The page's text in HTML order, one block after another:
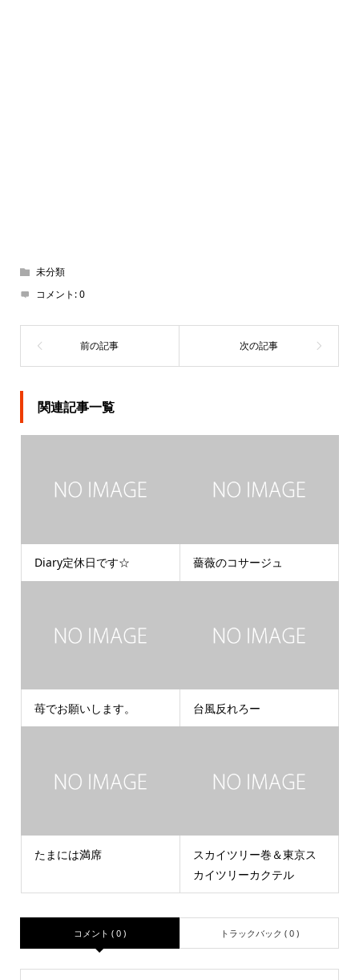
未分類
コメント:0
関連記事一覧
Diary定休日です☆ 薔薇のコサージュ
苺でお願いします。 台風反れろー
たまには満席
スカイツリー巻＆東京ス
カイツリーカクテル
コメント ( 0 ) トラックバック ( 0 )